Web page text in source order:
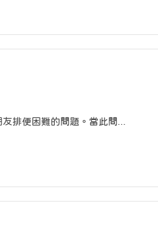
排便困難的問題。當此問...